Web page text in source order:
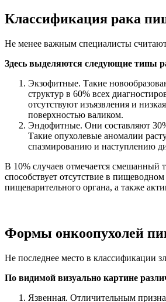
Классификация рака
Не менее важным специалисты
Здесь выделяются следующие типы
Экзофитные. Такие
структур в 60% всех
отсутствуют изъязвления и
поверхностью валиком.
Эндофитные. Они составляют
Такие опухолевые аномалии
спазмированию и наступлению
В 10% случаев отмечается
способствует отсутствие в
пищеварительного органа, а также
Формы онкоопухолей
Не последнее место в классификации
По видимой визуально картине
Язвенная. Отличительным